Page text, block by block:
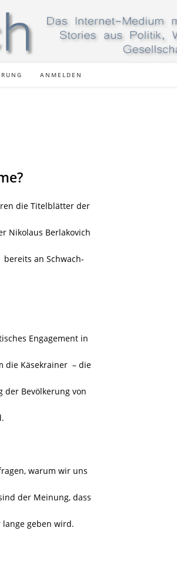
ANMELDEN
die Titelblätter der
Nikolaus Berlakovich
an Schwach-
Engagement in
die Käsekrainer – die
der Bevölkerung von
warum wir uns
der Meinung, dass
geben wird.